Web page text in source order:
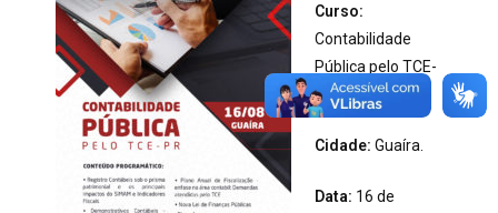
Curso:
Contabilidade
Pública pelo TCE-
PR.
Cidade: Guaíra.
Data: 16 de